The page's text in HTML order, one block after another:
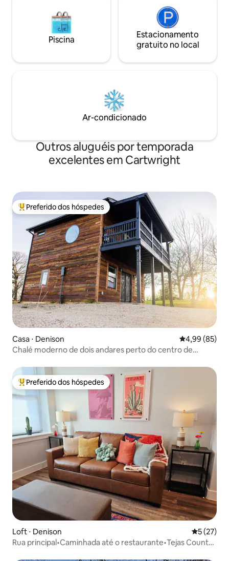
Piscina
Estacionamento
gratuito no local
Ar-condicionado
Outros aluguéis por temporada
excelentes em Cartwright
Entre os melhores preferidos dos hóspedes
Preferido dos hóspedes
Casa ⋅ Denison 4,99 de uma
4,99 (85)
Chalé moderno de dois andares perto do centro de
Entre os melhores preferidos dos hóspedes
Preferido dos hóspedes
Loft ⋅ Denison 5 de uma
5 (27)
Rua principal•Caminhada até o restaurante•Tejas Country